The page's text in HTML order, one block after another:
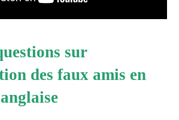
sur
des faux amis en